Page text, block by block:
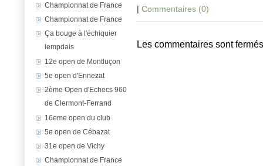
Championnat de France
Championnat de France
Ça bouge à l'échiquier
lempdais
12e open de Montluçon
5e open d'Ennezat
2ème Open d'Echecs 960
de Clermont-Ferrand
16eme open du club
5e open de Cébazat
31e open de Vichy
Championnat de France
| Commentaires (0)
Les commentaires sont